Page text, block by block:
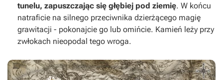
tunelu, zapuszczając się głębiej pod ziemię. W końcu
natraficie na silnego przeciwnika dzierżącego magię
grawitacji - pokonajcie go lub omińcie. Kamień leży przy
zwłokach nieopodal tego wroga.